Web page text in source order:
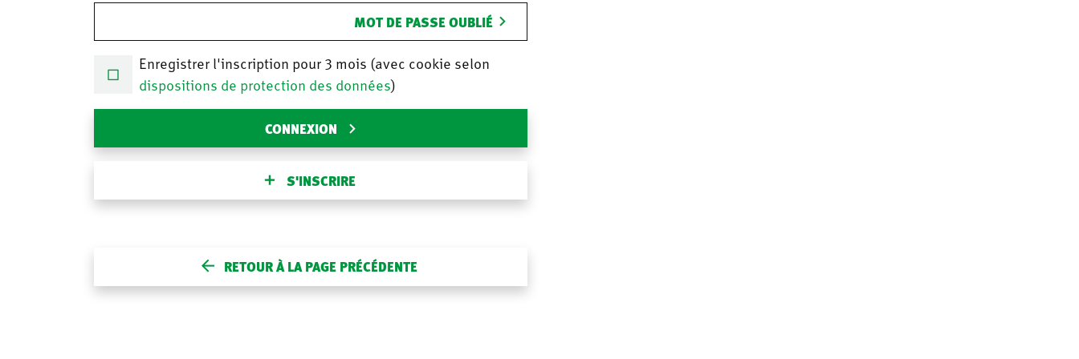
MOT DE PASSE OUBLIÉ
Enregistrer l'inscription pour 3 mois (avec cookie selon
dispositions de protection des données)
CONNEXION
S'INSCRIRE
RETOUR À LA PAGE PRÉCÉDENTE